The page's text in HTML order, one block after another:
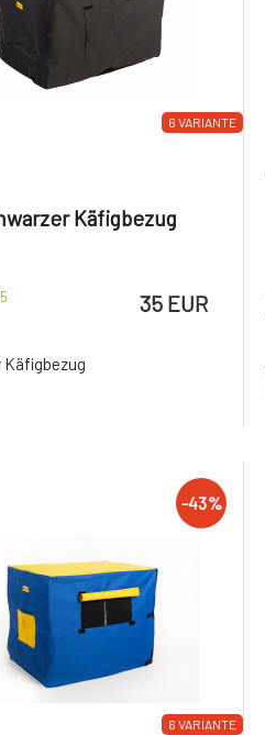
6 VARIANTE
Käfigbezug
35 EUR
Käfigbezug
6 VARIANTE
-43%